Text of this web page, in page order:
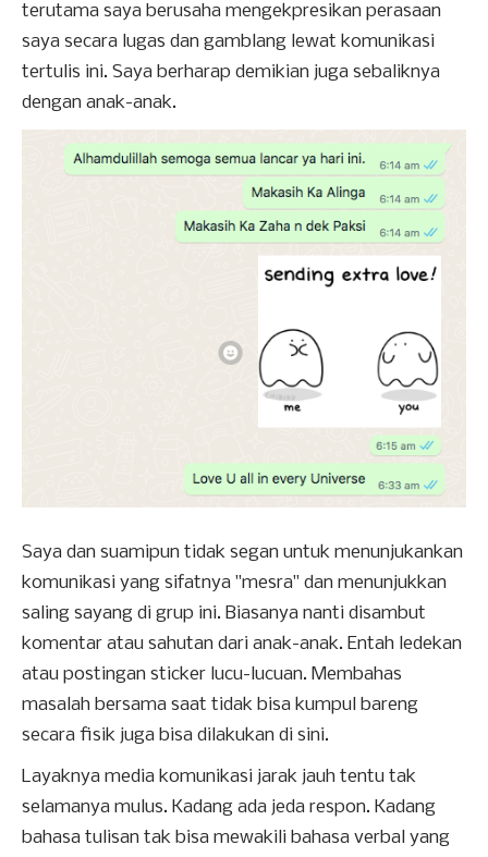
terutama saya berusaha mengekpresikan perasaan
saya secara lugas dan gamblang lewat komunikasi
tertulis ini. Saya berharap demikian juga sebaliknya
dengan anak-anak.
Saya dan suamipun tidak segan untuk menunjukankan
komunikasi yang sifatnya "mesra" dan menunjukkan
saling sayang di grup ini. Biasanya nanti disambut
komentar atau sahutan dari anak-anak. Entah ledekan
atau postingan sticker lucu-lucuan. Membahas
masalah bersama saat tidak bisa kumpul bareng
secara fisik juga bisa dilakukan di sini.
Layaknya media komunikasi jarak jauh tentu tak
selamanya mulus. Kadang ada jeda respon. Kadang
bahasa tulisan tak bisa mewakili bahasa verbal yang